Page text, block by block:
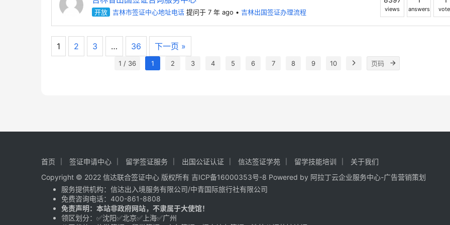
开放 吉林市签证中心地址电话 提问于 7 年 ago • 吉林出国签证办理流程 views answers
1 2 3 … 36 下一页 »
1 / 36 1 2 3 4 5 6 7 8 9 10
首页 签证申请中心 留学签证服务 出国公证认证 信达签证学苑 留学技能培训
关于我们
Copyright © 2022 信达联合签证中心 版权所有 吉ICP备16000353号-8 Powered by 阿拉丁云企业服务中心-广告营销策划
服务提供机构： 信达出入境服务有限公司/中青国际旅行社有限公司
免费咨询电话： 400-861-8808
免责声明：本站非政府网站，不隶属于大使馆！
领区划分：✅沈阳✅北京✅上海✅广州